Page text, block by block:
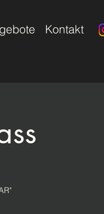
Kontakt